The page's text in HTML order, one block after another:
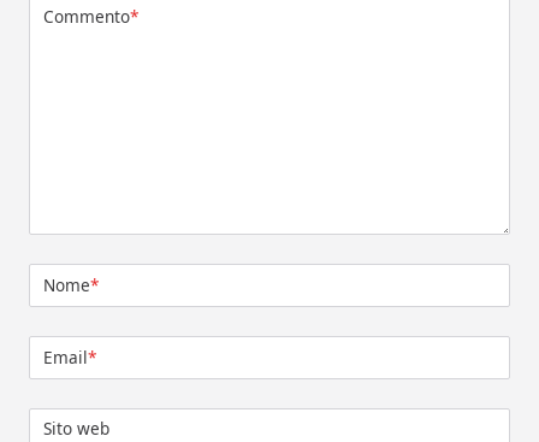
Commento*
Nome*
Email*
Sito web